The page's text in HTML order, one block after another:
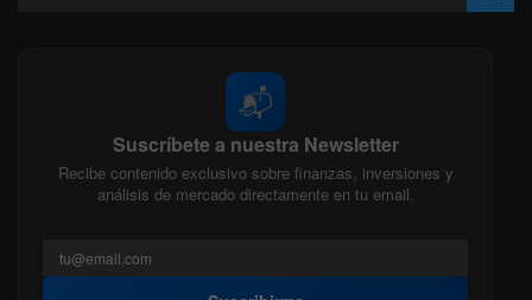
📬
Suscríbete a nuestra Newsletter
Recibe contenido exclusivo sobre finanzas, inversiones y
análisis de mercado directamente en tu email.